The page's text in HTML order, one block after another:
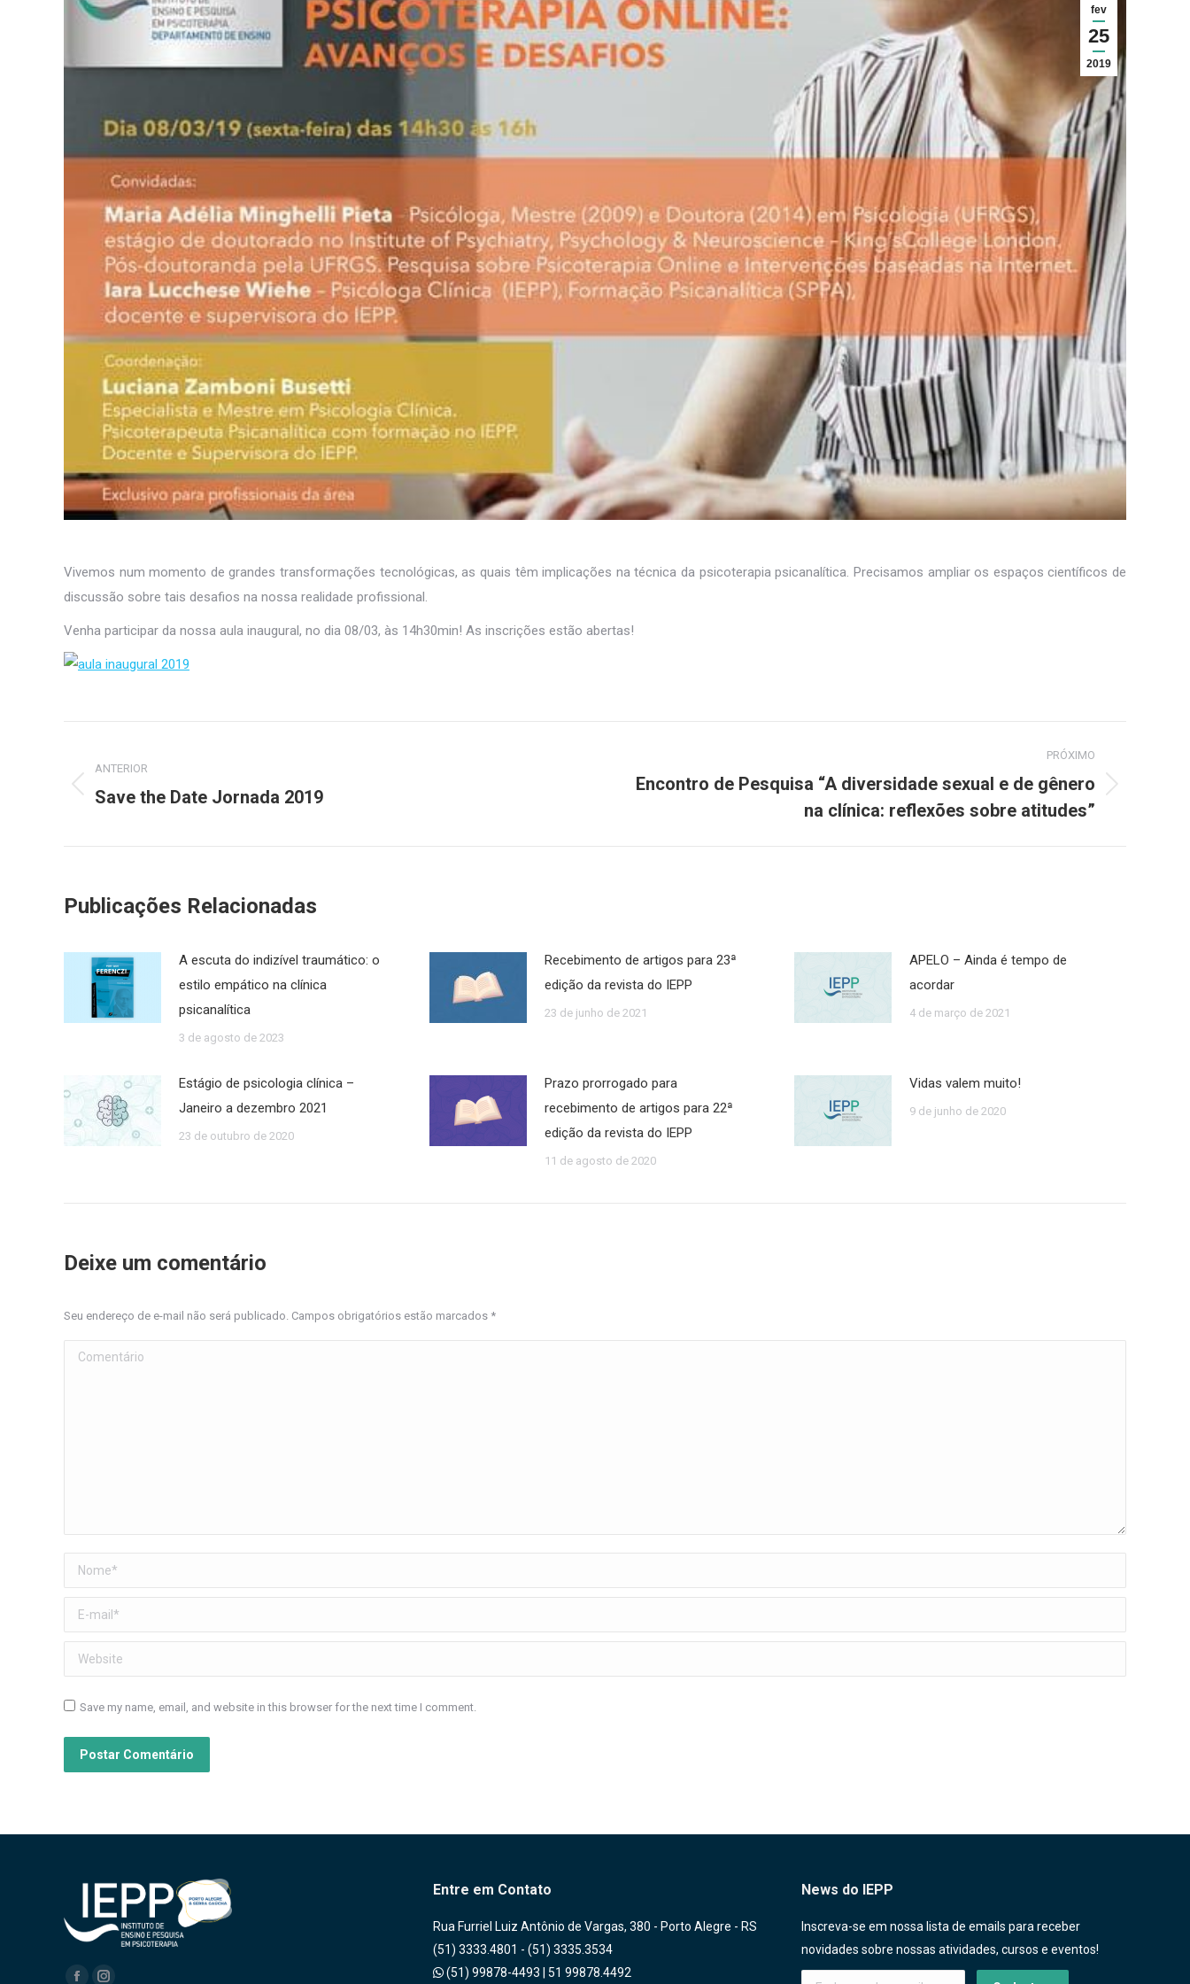
fev
25
2019
Vivemos num momento de grandes transformações tecnológicas, as quais têm implicações na técnica da psicoterapia psicanalítica. Precisamos ampliar os espaços científicos de
discussão sobre tais desafios na nossa realidade profissional.
Venha participar da nossa aula inaugural, no dia 08/03, às 14h30min! As inscrições estão abertas!
deANTERIOR
Post
Save the Date Jornada 2019
PRÓXIMO
Próximo
Encontro de Pesquisa “A diversidade sexual e de gênero
na clínica: reflexões sobre atitudes”
Publicações Relacionadas
A escuta do indizível traumático: o
estilo empático na clínica
psicanalítica
3 de agosto de 2023
Recebimento de artigos para 23ª
edição da revista do IEPP
23 de junho de 2021
APELO – Ainda é tempo de
acordar
4 de março de 2021
Estágio de psicologia clínica –
Janeiro a dezembro 2021
23 de outubro de 2020
Prazo prorrogado para
recebimento de artigos para 22ª
edição da revista do IEPP
11 de agosto de 2020
Vidas valem muito!
9 de junho de 2020
Deixe um comentário
Seu endereço de e-mail não será publicado. Campos obrigatórios estão marcados *
Comentário
Nome *
E-mail *
Website
Save my name, email, and website in this browser for the next time I comment.
Postar Comentário
Encontre-nos em:
Entre em Contato
Rua Furriel Luiz Antônio de Vargas, 380 - Porto Alegre - RS
(51) 3333.4801 - (51) 3335.3534
(51) 99878-4493
51 99878.4492
News do IEPP
Inscreva-se em nossa lista de emails para receber
novidades sobre nossas atividades, cursos e eventos!